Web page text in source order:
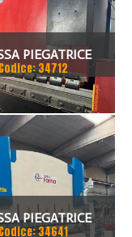
PIEGATRICE
6 ASSI 3000 X 100
TON
34712
PIEGATRICE
34641